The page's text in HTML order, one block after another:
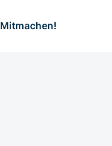
Mitmachen!